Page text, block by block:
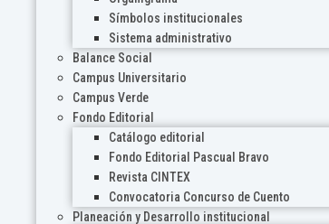
Símbolos institucionales
Sistema administrativo
Balance Social
Campus Universitario
Campus Verde
Fondo Editorial
Catálogo editorial
Fondo Editorial Pascual Bravo
Revista CINTEX
Convocatoria Concurso de Cuento
Planeación y Desarrollo institucional